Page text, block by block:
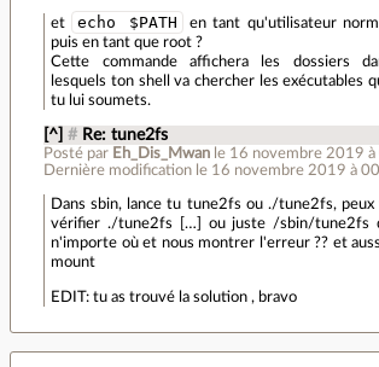
et echo $PATH
en tant qu'utilisateur
puis en tant que root ?
Cette commande affichera les dossiers
lesquels ton shell va chercher les exécutables
tu lui soumets.
[^] # Re: tune2fs
Posté par Eh_Dis_Mwan le 16 novembre 2019
Dernière modification le 16 novembre 2019 à
Dans sbin, lance tu tune2fs ou ./tune2fs, peux
vérifier ./tune2fs […] ou juste /sbin/tune2fs
n'importe où et nous montrer l'erreur ?? et
mount
EDIT: tu as trouvé la solution , bravo